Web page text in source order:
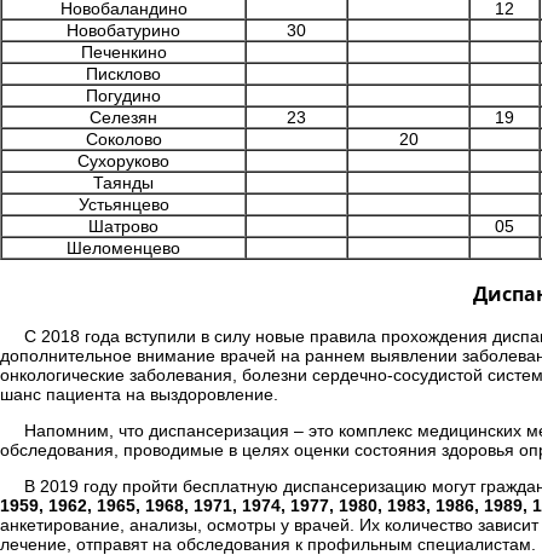
Новобаландино
12
Новобатурино
30
Печенкино
Писклово
Погудино
Селезян
23
19
Соколово
20
Сухоруково
Таянды
Устьянцево
Шатрово
05
Шеломенцево
С 2018 года вступили в силу новые правила прохождения
дополнительное внимание врачей на раннем выявлении
онкологические заболевания, болезни сердечно-сосудистой
шанс пациента на выздоровление.
Напомним, что диспансеризация – это комплекс
обследования, проводимые в целях оценки состояния здоровья
В 2019 году пройти бесплатную диспансеризацию могут
1959, 1962, 1965, 1968, 1971, 1974, 1977, 1980, 1983, 1986, 1989,
анкетирование, анализы, осмотры у врачей. Их количество
лечение, отправят на обследования к профильным специалистам.